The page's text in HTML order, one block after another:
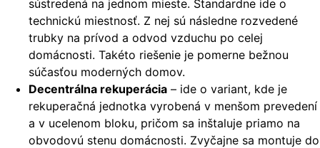
sústredená na jednom mieste. Štandardne ide o
technickú miestnosť. Z nej sú následne rozvedené
trubky na prívod a odvod vzduchu po celej
domácnosti. Takéto riešenie je pomerne bežnou
súčasťou moderných domov.
Decentrálna rekuperácia – ide o variant, kde je
rekuperačná jednotka vyrobená v menšom prevedení
a v ucelenom bloku, pričom sa inštaluje priamo na
obvodovú stenu domácnosti. Zvyčajne sa montuje do